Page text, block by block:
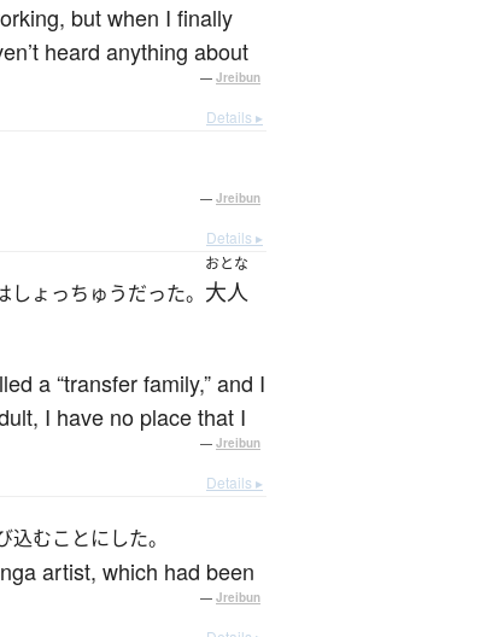
but when I finally
heard anything about
— Jreibun
Details ▸
— Jreibun
Details ▸
ょっちゅうだった。
おとな
大人
a “transfer family,” and I
I have no place that I
— Jreibun
Details ▸
込むことにした。
artist, which had been
— Jreibun